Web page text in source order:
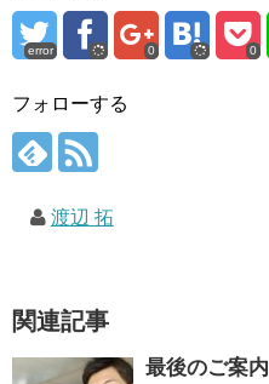
error 0 0
フォローする
渡辺 拓
関連記事
最後のご案内